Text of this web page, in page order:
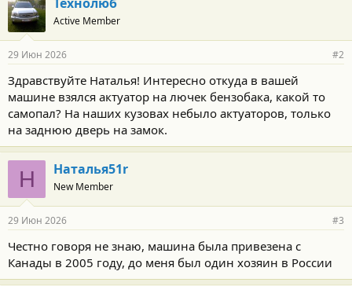
Active Member
29 Июн 2026 #2
Здравствуйте Наталья! Интересно откуда в вашей
машине взялся актуатор на лючек бензобака, какой то
самопал? На наших кузовах небыло актуаторов, только
на заднюю дверь на замок.
Н Наталья51r
New Member
29 Июн 2026 #3
Честно говоря не знаю, машина была привезена с
Канады в 2005 году, до меня был один хозяин в России